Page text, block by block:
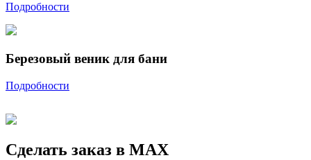
Подробности
Березовый веник для бани
Подробности
Сделать заказ в MAX